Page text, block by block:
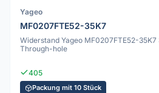
Yageo
MF0207FTE52-35K7
Widerstand Yageo MF0207FTE52-35K7
Through-hole
405
Packung mit 10 Stück